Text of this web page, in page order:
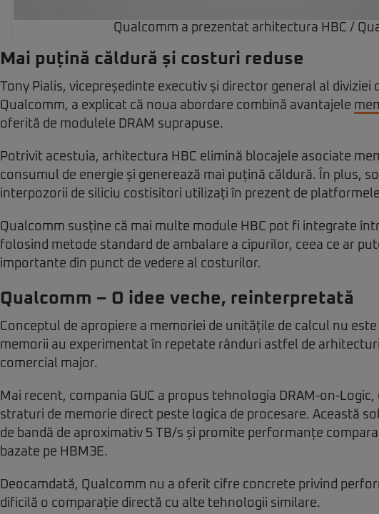
Qualcomm a prezentat arhitectura HBC /
Mai puțină căldură și costuri reduse
Tony Pialis, vicepreședinte executiv și director general al diviziei
Qualcomm, a explicat că noua abordare combină avantajele
oferită de modulele DRAM suprapuse.
Potrivit acestuia, arhitectura HBC elimină blocajele asociate
consumul de energie și generează mai puțină căldură. În plus,
interpozorii de siliciu costisitori utilizați în prezent de
Qualcomm susține că mai multe module HBC pot fi integrate
folosind metode standard de ambalare a cipurilor, ceea ce ar
importante din punct de vedere al costurilor.
Qualcomm – O idee veche, reinterpretată
Conceptul de apropiere a memoriei de unitățile de calcul nu
memorii au experimentat în repetate rânduri astfel de
comercial major.
Mai recent, compania GUC a propus tehnologia DRAM-on-
straturi de memorie direct peste logica de procesare. Această
de bandă de aproximativ 5 TB/s și promite performanțe
bazate pe HBM3E.
Deocamdată, Qualcomm nu a oferit cifre concrete privind
dificilă o comparație directă cu alte tehnologii similare.